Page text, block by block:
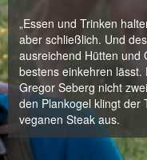
„Essen und Trinken
aber schließlich. Und
ausreichend Hütten und
bestens einkehren
Gregor Seberg nicht
den Plankogel klingt der
veganen Steak aus.